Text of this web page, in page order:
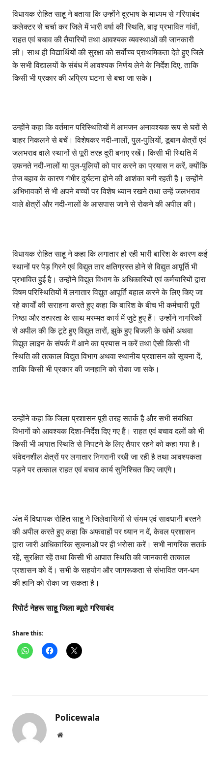
विधायक रोहित साहू ने बताया कि उन्होंने दूरभाष के माध्यम से गरियाबंद
कलेक्टर से चर्चा कर जिले में भारी वर्षा की स्थिति, बाढ़ प्रभावित गांवों,
राहत एवं बचाव की तैयारियों तथा आवश्यक व्यवस्थाओं की जानकारी
ली। साथ ही विद्यार्थियों की सुरक्षा को सर्वोच्च प्राथमिकता देते हुए जिले
के सभी विद्यालयों के संबंध में आवश्यक निर्णय लेने के निर्देश दिए, ताकि
किसी भी प्रकार की अप्रिय घटना से बचा जा सके।
उन्होंने कहा कि वर्तमान परिस्थितियों में आमजन अनावश्यक रूप से घरों से
बाहर निकलने से बचें। विशेषकर नदी-नालों, पुल-पुलियों, डूबान क्षेत्रों एवं
जलभराव वाले स्थानों से पूरी तरह दूरी बनाए रखें। किसी भी स्थिति में
उफनते नदी-नालों या पुल-पुलियों को पार करने का प्रयास न करें, क्योंकि
तेज बहाव के कारण गंभीर दुर्घटना होने की आशंका बनी रहती है। उन्होंने
अभिभावकों से भी अपने बच्चों पर विशेष ध्यान रखने तथा उन्हें जलभराव
वाले क्षेत्रों और नदी-नालों के आसपास जाने से रोकने की अपील की।
विधायक रोहित साहू ने कहा कि लगातार हो रही भारी बारिश के कारण कई
स्थानों पर पेड़ गिरने एवं विद्युत तार क्षतिग्रस्त होने से विद्युत आपूर्ति भी
प्रभावित हुई है। उन्होंने विद्युत विभाग के अधिकारियों एवं कर्मचारियों द्वारा
विषम परिस्थितियों में लगातार विद्युत आपूर्ति बहाल करने के लिए किए जा
रहे कार्यों की सराहना करते हुए कहा कि बारिश के बीच भी कर्मचारी पूरी
निष्ठा और तत्परता के साथ मरम्मत कार्य में जुटे हुए हैं। उन्होंने नागरिकों
से अपील की कि टूटे हुए विद्युत तारों, झुके हुए बिजली के खंभों अथवा
विद्युत लाइन के संपर्क में आने का प्रयास न करें तथा ऐसी किसी भी
स्थिति की तत्काल विद्युत विभाग अथवा स्थानीय प्रशासन को सूचना दें,
ताकि किसी भी प्रकार की जनहानि को रोका जा सके।
उन्होंने कहा कि जिला प्रशासन पूरी तरह सतर्क है और सभी संबंधित
विभागों को आवश्यक दिशा-निर्देश दिए गए हैं। राहत एवं बचाव दलों को भी
किसी भी आपात स्थिति से निपटने के लिए तैयार रहने को कहा गया है।
संवेदनशील क्षेत्रों पर लगातार निगरानी रखी जा रही है तथा आवश्यकता
पड़ने पर तत्काल राहत एवं बचाव कार्य सुनिश्चित किए जाएंगे।
अंत में विधायक रोहित साहू ने जिलेवासियों से संयम एवं सावधानी बरतने
की अपील करते हुए कहा कि अफवाहों पर ध्यान न दें, केवल प्रशासन
द्वारा जारी आधिकारिक सूचनाओं पर ही भरोसा करें। सभी नागरिक सतर्क
रहें, सुरक्षित रहें तथा किसी भी आपात स्थिति की जानकारी तत्काल
प्रशासन को दें। सभी के सहयोग और जागरूकता से संभावित जन-धन
की हानि को रोका जा सकता है।
रिपोर्ट नेहरू साहू जिला ब्यूरो गरियाबंद
Share this:
Policewala
Website